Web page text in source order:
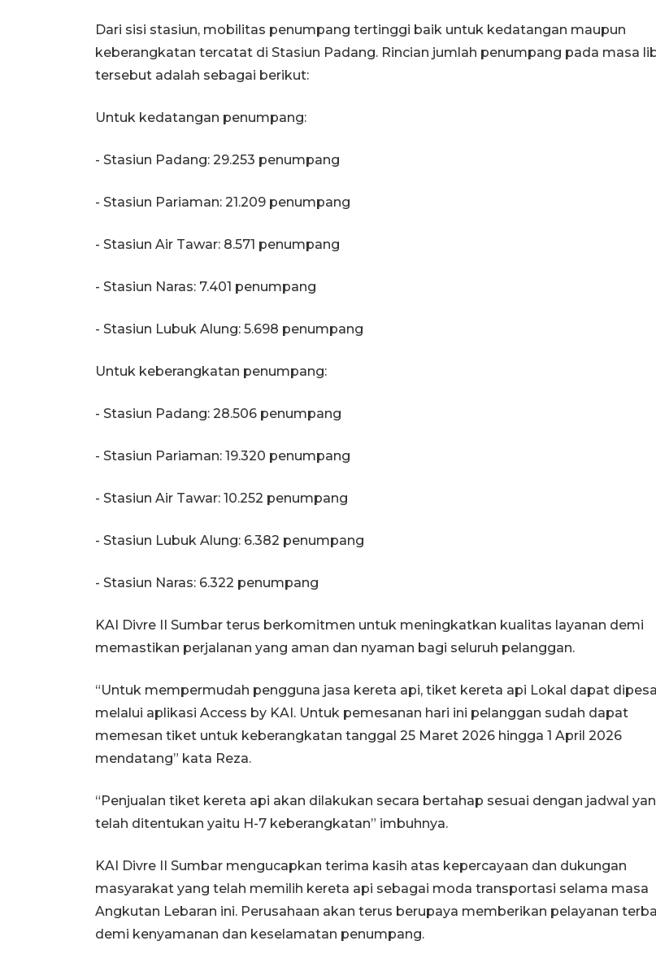
Dari sisi stasiun, mobilitas penumpang tertinggi baik untuk kedatangan maupun
keberangkatan tercatat di Stasiun Padang. Rincian jumlah penumpang pada masa
tersebut adalah sebagai berikut:
Untuk kedatangan penumpang:
- Stasiun Padang: 29.253 penumpang
- Stasiun Pariaman: 21.209 penumpang
- Stasiun Air Tawar: 8.571 penumpang
- Stasiun Naras: 7.401 penumpang
- Stasiun Lubuk Alung: 5.698 penumpang
Untuk keberangkatan penumpang:
- Stasiun Padang: 28.506 penumpang
- Stasiun Pariaman: 19.320 penumpang
- Stasiun Air Tawar: 10.252 penumpang
- Stasiun Lubuk Alung: 6.382 penumpang
- Stasiun Naras: 6.322 penumpang
KAI Divre II Sumbar terus berkomitmen untuk meningkatkan kualitas layanan demi
memastikan perjalanan yang aman dan nyaman bagi seluruh pelanggan.
“Untuk mempermudah pengguna jasa kereta api, tiket kereta api Lokal dapat
melalui aplikasi Access by KAI. Untuk pemesanan hari ini pelanggan sudah dapat
memesan tiket untuk keberangkatan tanggal 25 Maret 2026 hingga 1 April 2026
mendatang” kata Reza.
“Penjualan tiket kereta api akan dilakukan secara bertahap sesuai dengan jadwal
telah ditentukan yaitu H-7 keberangkatan” imbuhnya.
KAI Divre II Sumbar mengucapkan terima kasih atas kepercayaan dan dukungan
masyarakat yang telah memilih kereta api sebagai moda transportasi selama masa
Angkutan Lebaran ini. Perusahaan akan terus berupaya memberikan pelayanan
demi kenyamanan dan keselamatan penumpang.